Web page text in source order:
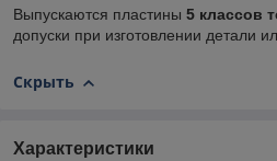
Выпускаются пластины 5 классов
допуски при изготовлении детали
Скрыть
Характеристики